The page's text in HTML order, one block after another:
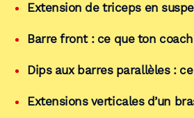
Extension de triceps en
Barre front : ce que ton
Dips aux barres parallèles :
Extensions verticales d’un